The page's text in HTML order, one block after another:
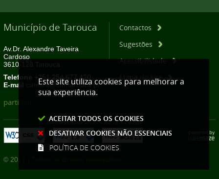
Município de Tarouca
Av.Dr. Alexandre Taveira
Cardoso
3610-128 Tarouca
Telefone +351 254 677 420
E-mail
camara@cm-tarouca.pt
Contactos
Sugestões
Acessibilidade
Mapa do Site
partilhar
© 2017 | Todos os direitos reservados
Este site utiliza cookies para melhorar a
sua experiência.
ACEITAR TODOS OS COOKIES
DESATIVAR COOKIES NÃO ESSENCIAIS
POLÍTICA DE COOKIES